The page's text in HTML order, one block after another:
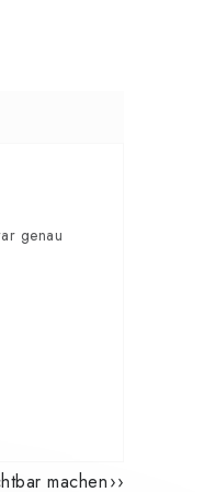
genau
machen